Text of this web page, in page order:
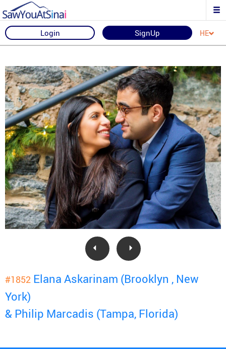
Login SignUp HE
#1852 Elana Askarinam (Brooklyn , New
York)
& Philip Marcadis (Tampa, Florida)